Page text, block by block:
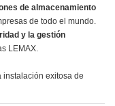
de almacenamiento
de todo el mundo.
y la gestión
LEMAX.